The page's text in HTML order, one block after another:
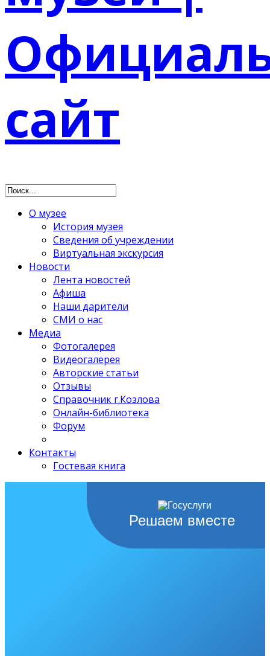
О музее
История музея
Сведения об учреждении
Виртуальная экскурсия
Новости
Лента новостей
Афиша
Наши дарители
СМИ о нас
Медиа
Фотогалерея
Видеогалерея
Авторские статьи
Отзывы
Справочник г.Козлова
Онлайн-библиотека
Форум
Контакты
Гостевая книга
Решаем вместе